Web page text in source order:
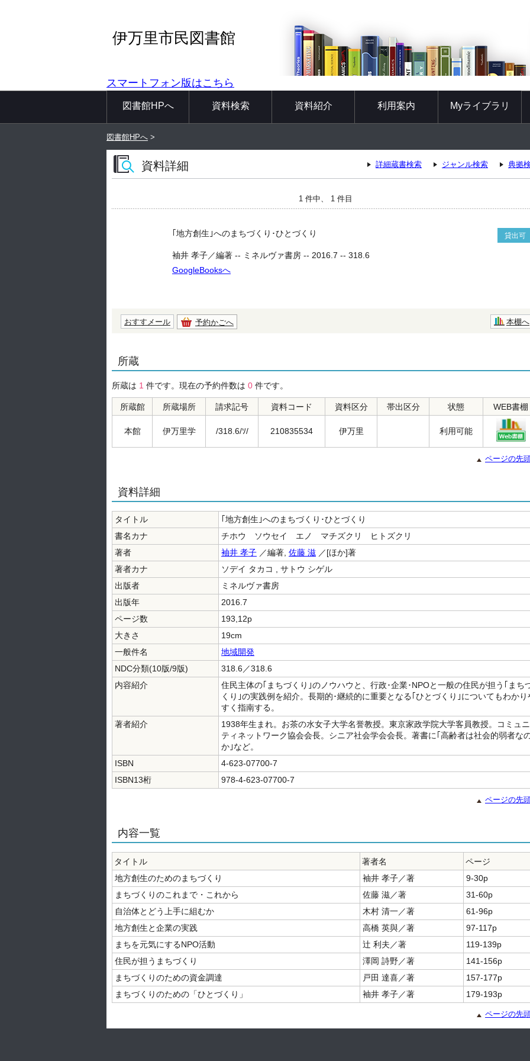
伊万里市民図書館
スマートフォン版はこちら
図書館HPへ 資料検索 資料紹介 利用案内 Myライブラリ
図書館HPへ >
資料詳細 詳細蔵書検索 ジャンル検索 典拠
1 件中、 1 件目
｢地方創生｣へのまちづくり･ひとづくり 貸出可
袖井 孝子／編著 -- ミネルヴァ書房 -- 2016.7 -- 318.6
GoogleBooksへ
おすすメール 予約かごへ 本棚へ
所蔵
所蔵は 1 件です。現在の予約件数は 0 件です。
所蔵館 所蔵場所 請求記号 資料コード 資料区分 帯出区分 状態 WEB書棚
本館 伊万里学 /318.6/ｿ/ 210835534 伊万里 利用可能
ページの先
資料詳細
タイトル
｢地方創生｣へのまちづくり･ひとづくり
書名カナ
チホウ ソウセイ エノ マチズクリ ヒトズクリ
著者
袖井 孝子 ／編著, 佐藤 滋 ／[ほか]著
著者カナ
ソデイ タカコ , サトウ シゲル
出版者
ミネルヴァ書房
出版年
2016.7
ページ数
193,12p
大きさ
19cm
一般件名
地域開発
NDC分類(10版/9版)
318.6／318.6
内容紹介
住民主体の｢まちづくり｣のノウハウと、行政･企業･NPOと一般の住民が担う｢まち
くり｣の実践例を紹介。長期的･継続的に重要となる｢ひとづくり｣についてもわかり
すく指南する。
著者紹介
1938年生まれ。お茶の水女子大学名誉教授。東京家政学院大学客員教授。コミュニ
ティネットワーク協会会長。シニア社会学会会長。著書に｢高齢者は社会的弱者な
か｣など。
ISBN
4-623-07700-7
ISBN13桁
978-4-623-07700-7
ページの先
内容一覧
タイトル 著者名
ページ
地方創生のためのまちづくり
袖井 孝子／著
9-30p
まちづくりのこれまで・これから
佐藤 滋／著
31-60p
自治体とどう上手に組むか
木村 清一／著
61-96p
地方創生と企業の実践
高橋 英與／著
97-117p
まちを元気にするNPO活動
辻 利夫／著
119-139p
住民が担うまちづくり
澤岡 詩野／著
141-156p
まちづくりのための資金調達
戸田 達喜／著
157-177p
まちづくりのための「ひとづくり」
袖井 孝子／著 179-193p
ページの先